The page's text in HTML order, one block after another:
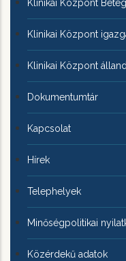
Klinikai Központ
Klinikai Központ
Klinikai Központ
Dokumentumtár
Kapcsolat
Hírek
Telephelyek
Minőségpolitikai
Közérdekű adatok